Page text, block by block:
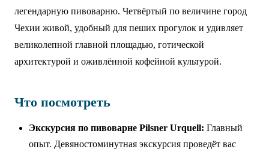
легендарную пивоварню. Четвёртый по величине город
Чехии живой, удобный для пеших прогулок и удивляет
великолепной главной площадью, готической
архитектурой и оживлённой кофейной культурой.
Что посмотреть
Экскурсия по пивоварне Pilsner Urquell: Главный
опыт. Девяностоминутная экскурсия проведёт вас